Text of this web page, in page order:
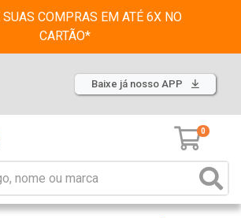
SUAS COMPRAS EM ATÉ 6X NO
CARTÃO*
Baixe já nosso APP
0